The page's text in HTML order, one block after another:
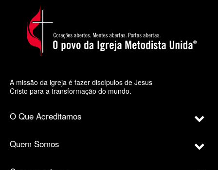
A missão da igreja é fazer discípulos de Jesus
Cristo para a transformação do mundo.
O Que Acreditamos
Quem Somos